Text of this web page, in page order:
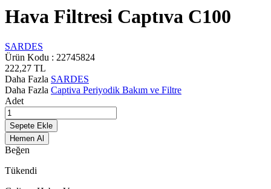
Hava Filtresi Captıva C100
SARDES
Ürün Kodu : 22745824
222,27 TL
Daha Fazla SARDES
Daha Fazla Captiva Periyodik Bakım ve Filtre
Adet
Sepete Ekle
Hemen Al
Beğen
Tükendi